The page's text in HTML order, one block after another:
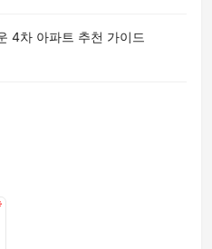
4차 아파트 추천 가이드